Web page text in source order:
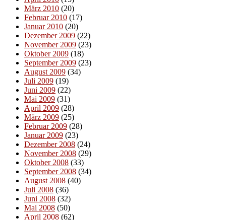
März 2010 (20)
Februar 2010 (17)
Januar 2010 (20)
Dezember 2009 (22)
November 2009 (23)
Oktober 2009 (18)
September 2009 (23)
August 2009 (34)
Juli 2009 (19)
Juni 2009 (22)
Mai 2009 (31)
April 2009 (28)
März 2009 (25)
Februar 2009 (28)
Januar 2009 (23)
Dezember 2008 (24)
November 2008 (29)
Oktober 2008 (33)
September 2008 (34)
August 2008 (40)
Juli 2008 (36)
Juni 2008 (32)
Mai 2008 (50)
April 2008 (62)